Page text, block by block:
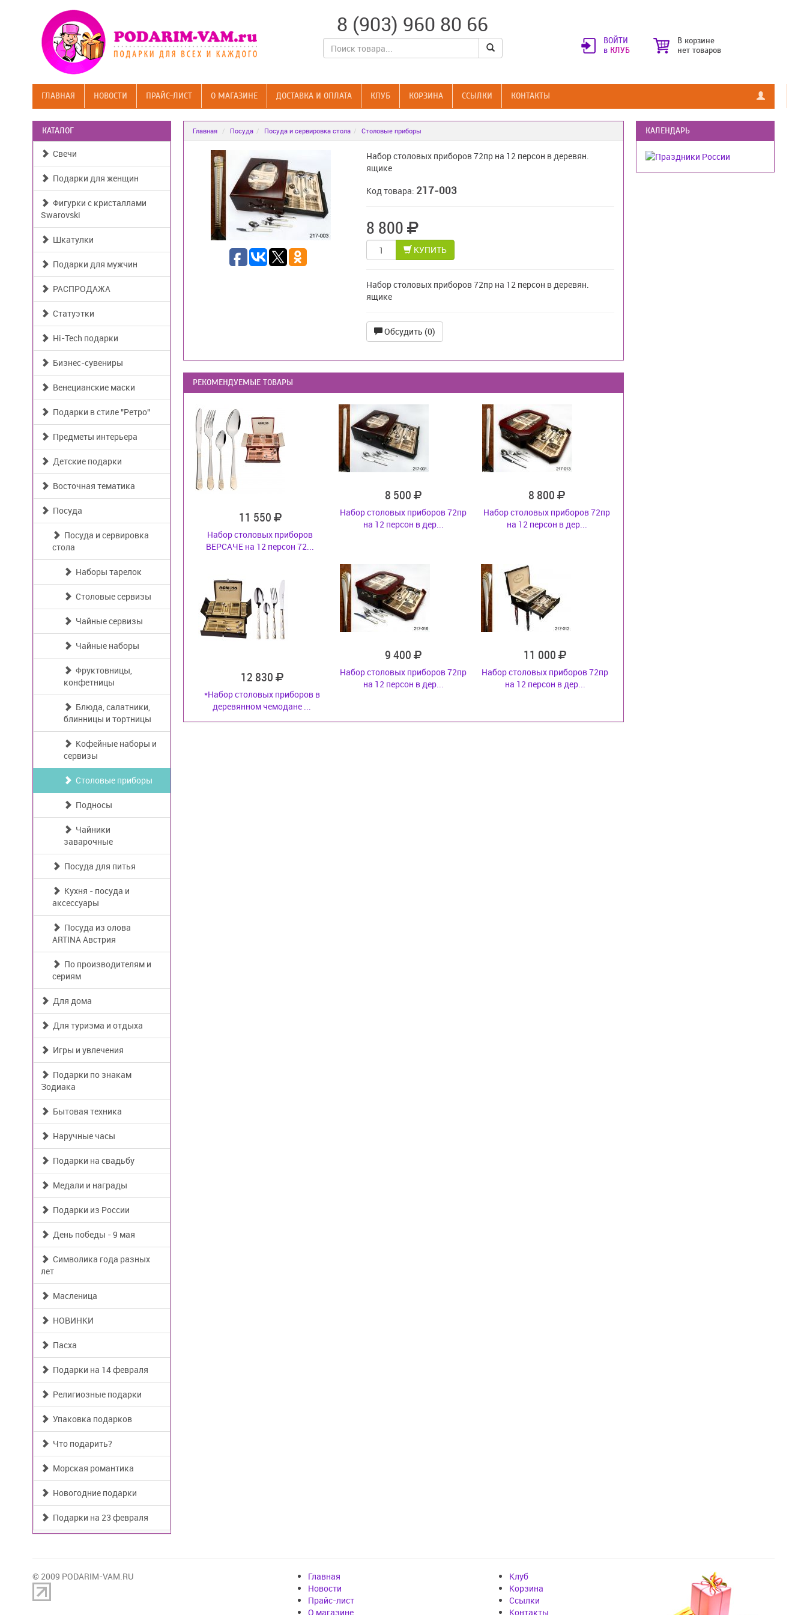
8 (903) 960 80 66
ВОЙТИ
в КЛУБ
В корзине
нет товаров
ГЛАВНАЯ НОВОСТИ ПРАЙС-ЛИСТ О МАГАЗИНЕ ДОСТАВКА И ОПЛАТА КЛУБ КОРЗИНА CСЫЛКИ КОНТАКТЫ
КАТАЛОГ
Свечи
Подарки для женщин
Фигурки с кристаллами
Swarovski
Шкатулки
Подарки для мужчин
РАСПРОДАЖА
Статуэтки
Hi-Tech подарки
Бизнес-сувениры
Венецианские маски
Подарки в стиле "Ретро"
Предметы интерьера
Детские подарки
Восточная тематика
Посуда
Посуда и сервировка
стола
Наборы тарелок
Столовые сервизы
Чайные сервизы
Чайные наборы
Фруктовницы,
конфетницы
Блюда, салатники,
блинницы и тортницы
Кофейные наборы и
сервизы
Столовые приборы
Подносы
Чайники
заварочные
Посуда для питья
Кухня - посуда и
аксессуары
Посуда из олова
ARTINA Австрия
По производителям и
сериям
Для дома
Для туризма и отдыха
Игры и увлечения
Подарки по знакам
Зодиака
Бытовая техника
Наручные часы
Подарки на свадьбу
Медали и награды
Подарки из России
День победы - 9 мая
Символика года разных
лет
Масленица
НОВИНКИ
Пасха
Подарки на 14 февраля
Религиозные подарки
Упаковка подарков
Что подарить?
Морская романтика
Новогодние подарки
Подарки на 23 февраля
Главная Посуда Посуда и сервировка стола Столовые приборы
Набор столовых приборов 72пр на 12 персон в деревян.
ящике
Код товара: 217-003
8 800
КУПИТЬ
Набор столовых приборов 72пр на 12 персон в деревян.
ящике
Обсудить (0)
РЕКОМЕНДУЕМЫЕ ТОВАРЫ
11 550
Набор столовых приборов
ВЕРСАЧЕ на 12 персон 72...
8 500
Набор столовых приборов 72пр
на 12 персон в дер...
8 800
Набор столовых приборов 72пр
на 12 персон в дер...
12 830
*Набор столовых приборов в
деревянном чемодане ...
9 400
Набор столовых приборов 72пр
на 12 персон в дер...
11 000
Набор столовых приборов 72пр
на 12 персон в дер...
КАЛЕНДАРЬ
© 2009 PODARIM-VAM.RU
Главная
Новости
Прайс-лист
О магазине
Клуб
Корзина
Cсылки
Контакты